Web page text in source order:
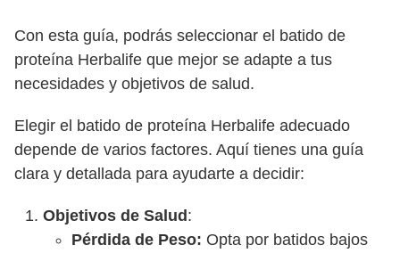
Con esta guía, podrás seleccionar el batido de
proteína Herbalife que mejor se adapte a tus
necesidades y objetivos de salud.
Elegir el batido de proteína Herbalife adecuado
depende de varios factores. Aquí tienes una guía
clara y detallada para ayudarte a decidir:
Objetivos de Salud:
Pérdida de Peso: Opta por batidos bajos